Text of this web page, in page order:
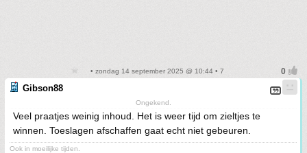
• zondag 14 september 2025 @ 10:44 • 7
Gibson88
Ongekend.
Veel praatjes weinig inhoud. Het is weer tijd om zieltjes te
winnen. Toeslagen afschaffen gaat echt niet gebeuren.
Ook in moeilijke tijden.